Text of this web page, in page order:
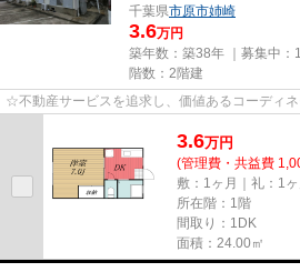
千葉県市原市姉崎
3.6万円
築年数：築38年 ｜募集中：
階数：2階建
☆不動産サービスを追求し、価値あるコーディ
3.6万円
(管理費・共益費
敷：1ヶ月｜礼：1ヶ
所在階：1階
間取り：1DK
面積：24.00㎡